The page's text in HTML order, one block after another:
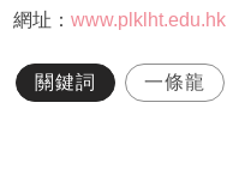
網址： www.plklht.edu.hk
關鍵詞 一條龍